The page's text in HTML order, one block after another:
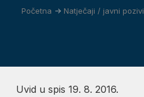
Početna -> Natječaji / javni pozivi
Uvid u spis 19. 8. 2016.